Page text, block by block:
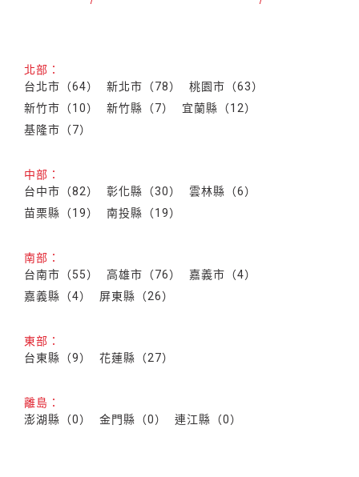
北部：
台北市（64） 新北市（78）
桃園市（63）
新竹市（10）
新竹縣（7）
宜蘭縣（12）
基隆市（7）
中部：
台中市（82） 彰化縣（30）
雲林縣（6）
苗栗縣（19）
南投縣（19）
南部：
台南市（55） 高雄市（76）
嘉義市（4）
嘉義縣（4）
屏東縣（26）
東部：
台東縣（9） 花蓮縣（27）
離島：
澎湖縣（0） 金門縣（0） 連江縣（0）